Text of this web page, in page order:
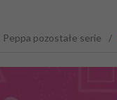
Peppa pozostałe serie